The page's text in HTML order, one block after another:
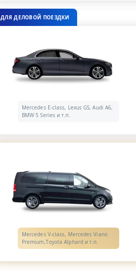
ДЛЯ ДЕЛОВОЙ ПОЕЗДКИ
Mercedes E-class, Lexus GS, Audi A6,
BMW 5 Series и т.п.
Mercedes V-class, Mercedes Viano
Premium,Toyota Alphard и т.п.